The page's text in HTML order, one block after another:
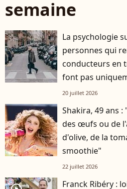
semaine
La psychologie
personnes qui
conducteurs en
font pas
20 juillet 2026
Shakira, 49 ans
des œufs ou de
d'olive, de la
smoothie"
22 juillet 2026
Franck Ribéry :